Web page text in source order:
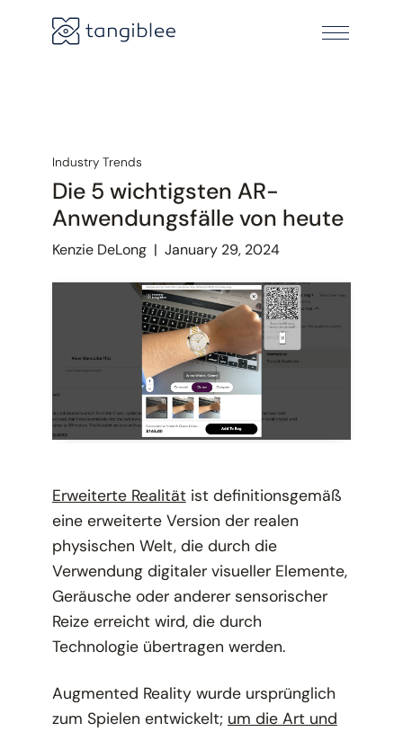
Industry Trends
Die 5 wichtigsten AR-
Anwendungsfälle von heute
Kenzie DeLong| January 29, 2024
Erweiterte Realitätist definitionsgemäß
eine erweiterte Version der realen
physischen Welt, die durch die
Verwendung digitaler visueller Elemente,
Geräusche oder anderer sensorischer
Reize erreicht wird, die durch
Technologie übertragen werden.
Augmented Reality wurde ursprünglich
zum Spielen entwickelt; um die Art und